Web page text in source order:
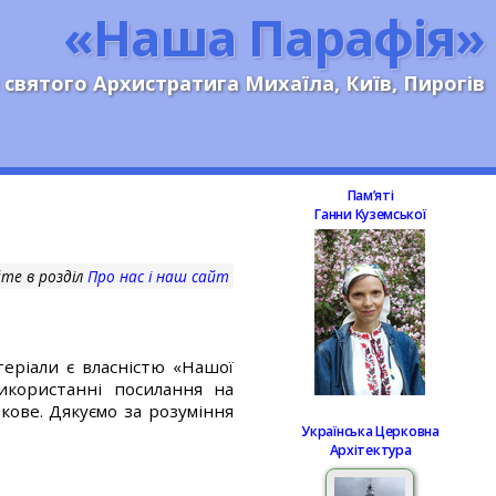
«Наша Парафія»
Архистратига Михаїла, Київ, Пирогів
в розділ Про нас і наш сайт
є власністю «Нашої
посилання на
Дякуємо за розуміння
Памʼяті
Ганни Куземської
Українська Церковна
Архітектура